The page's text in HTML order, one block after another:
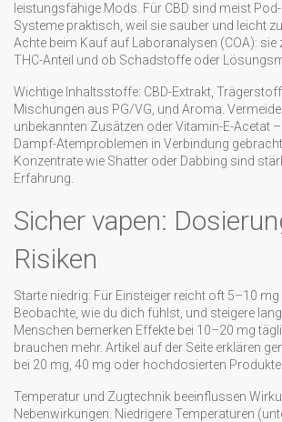
leistungsfähige Mods. Für CBD sind meist
Systeme praktisch, weil sie sauber und leicht
Achte beim Kauf auf Laboranalysen (COA): sie
THC-Anteil und ob Schadstoffe oder
Wichtige Inhaltsstoffe: CBD-Extrakt,
Mischungen aus PG/VG, und Aroma.
unbekannten Zusätzen oder Vitamin-E-Acetat
Dampf-Atemproblemen in Verbindung
Konzentrate wie Shatter oder Dabbing sind
Erfahrung.
Sicher vapen:
Risiken
Starte niedrig: Für Einsteiger reicht oft 5–10 mg
Beobachte, wie du dich fühlst, und steigere
Menschen bemerken Effekte bei 10–20 mg
brauchen mehr. Artikel auf der Seite erklären
bei 20 mg, 40 mg oder hochdosierten
Temperatur und Zugtechnik beeinflussen
Nebenwirkungen. Niedrigere Temperaturen